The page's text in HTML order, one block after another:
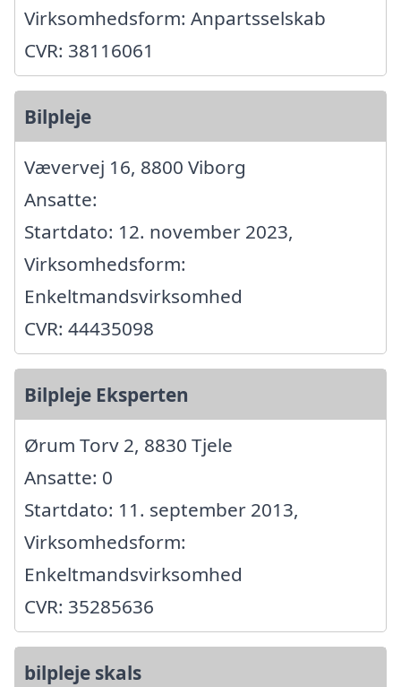
Virksomhedsform: Anpartsselskab
CVR: 38116061
Bilpleje
Vævervej 16, 8800 Viborg
Ansatte:
Startdato: 12. november 2023,
Virksomhedsform:
Enkeltmandsvirksomhed
CVR: 44435098
Bilpleje Eksperten
Ørum Torv 2, 8830 Tjele
Ansatte: 0
Startdato: 11. september 2013,
Virksomhedsform:
Enkeltmandsvirksomhed
CVR: 35285636
bilpleje skals